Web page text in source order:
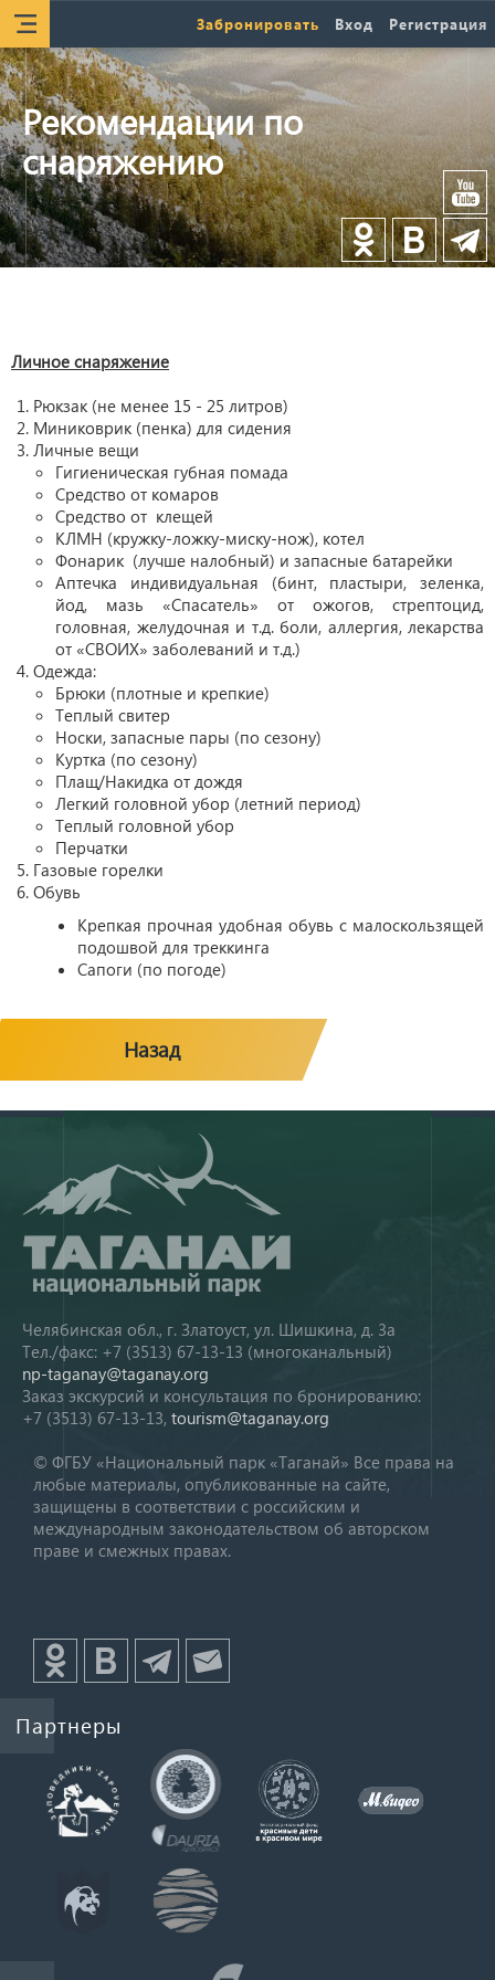
Забронировать Вход Регистрация
Рекомендации по
снаряжению
Личное снаряжение
Рюкзак (не менее 15 - 25 литров)
Миниковрик (пенка) для сидения
Личные вещи
Гигиеническая губная помада
Средство от комаров
Средство от клещей
КЛМН (кружку-ложку-миску-нож), котел
Фонарик (лучше налобный) и запасные батарейки
Аптечка индивидуальная (бинт, пластыри, зеленка,
йод, мазь «Спасатель» от ожогов, стрептоцид,
головная, желудочная и т.д. боли, аллергия, лекарства
от «СВОИХ» заболеваний и т.д.)
Одежда:
Брюки (плотные и крепкие)
Теплый свитер
Носки, запасные пары (по сезону)
Куртка (по сезону)
Плащ/Накидка от дождя
Легкий головной убор (летний период)
Теплый головной убор
Перчатки
Газовые горелки
Обувь
Крепкая прочная удобная обувь с малоскользящей
подошвой для треккинга
Сапоги (по погоде)
Назад
Челябинская обл., г. Златоуст, ул. Шишкина, д. 3а
Тел./факс: +7 (3513) 67-13-13 (многоканальный)
np-taganay@taganay.org
Заказ экскурсий и консультация по бронированию:
+7 (3513) 67-13-13, tourism@taganay.org
© ФГБУ «Национальный парк «Таганай» Все права на
любые материалы, опубликованные на сайте,
защищены в соответствии с российским и
международным законодательством об авторском
праве и смежных правах.
Партнеры